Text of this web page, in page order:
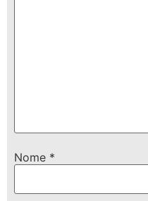
Nome *